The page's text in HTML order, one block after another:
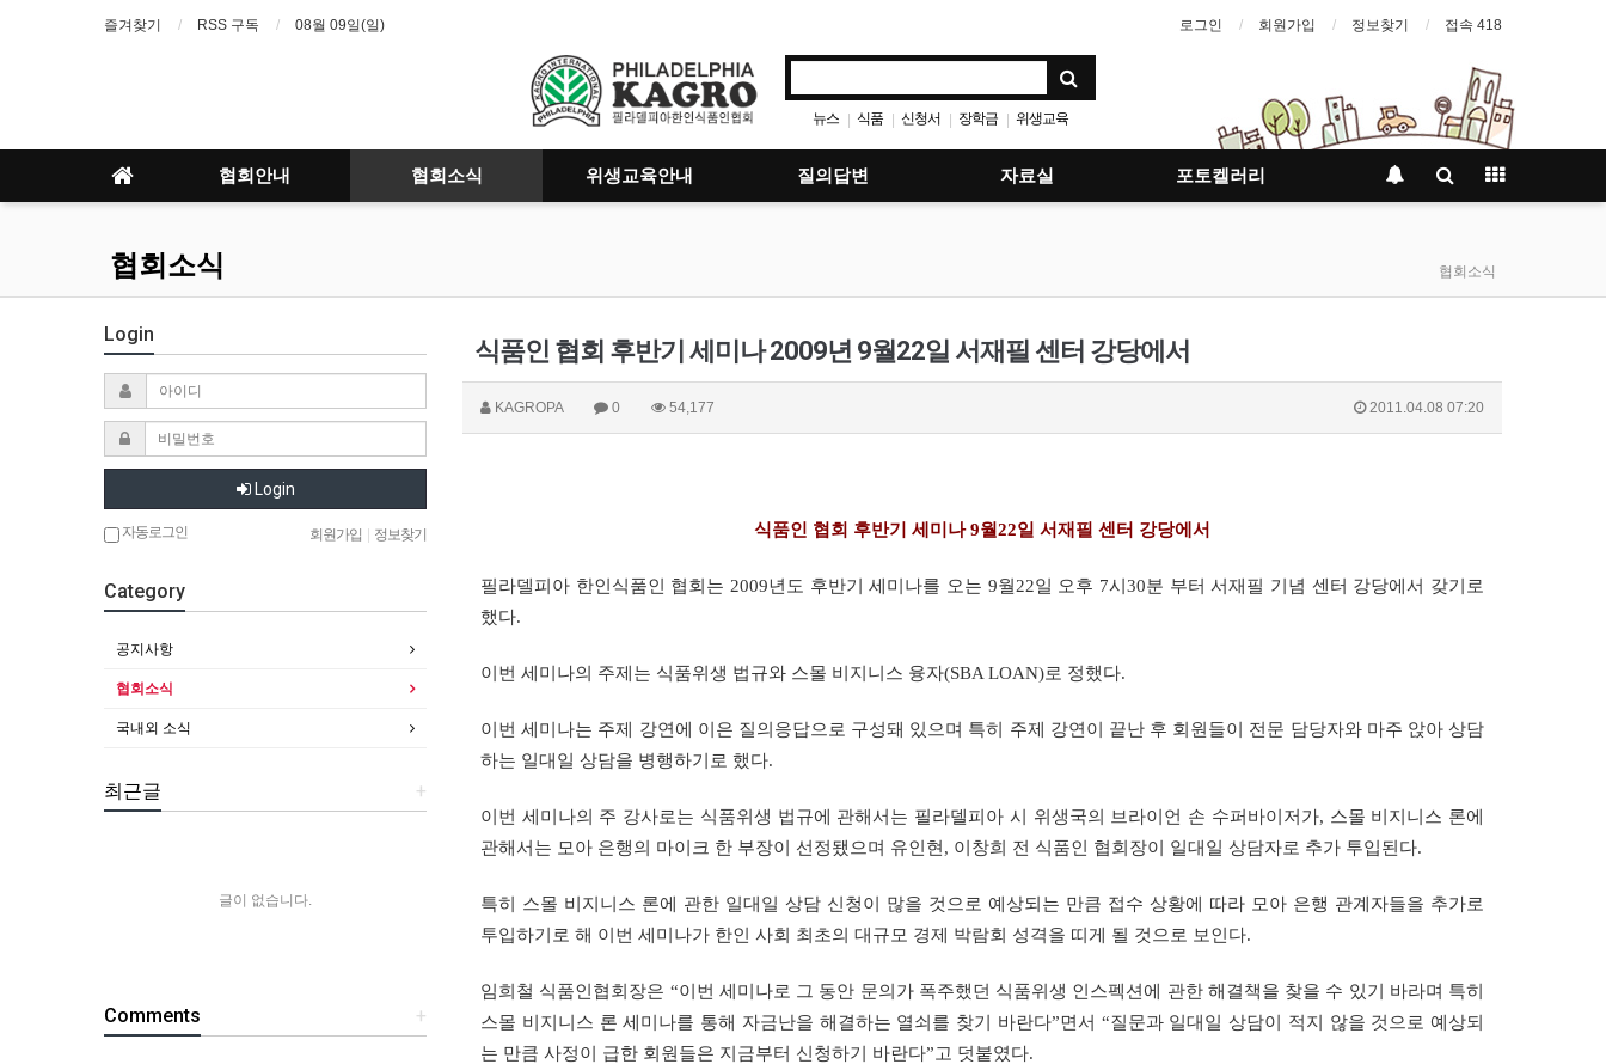
즐겨찾기 RSS 구독 08월 09일(일) 로그인 회원가입 정보찾기 접속 418
뉴스 | 식품 | 신청서 | 장학금 | 위생교육
협회안내 협회소식 위생교육안내 질의답변 자료실 포토켈러리
협회소식 협회소식
식품인 협회 후반기 세미나 2009년 9월22일 서재필 센터 강당에서
KAGROPA 0 54,177 2011.04.08 07:20
식품인 협회 후반기 세미나9월22일 서재필 센터 강당에서
필라델피아 한인식품인 협회는 2009년도 후반기 세미나를 오는 9월22일 오후 7시30분 부터 서재필 기념 센터 강당에서 갖기로
했다.
이번 세미나의 주제는 식품위생 법규와 스몰 비지니스 융자(SBA LOAN)로 정했다.
이번 세미나는 주제 강연에 이은 질의응답으로 구성돼 있으며 특히 주제 강연이 끝난 후 회원들이 전문 담당자와 마주 앉아 상담
하는 일대일 상담을 병행하기로 했다.
이번 세미나의 주 강사로는 식품위생 법규에 관해서는 필라델피아 시 위생국의 브라이언 손 수퍼바이저가, 스몰 비지니스 론에
관해서는 모아 은행의 마이크 한 부장이 선정됐으며 유인현 , 이창희 전 식품인 협회장이 일대일 상담자로 추가 투입된다.
특히 스몰 비지니스 론에 관한 일대일 상담 신청이 많을 것으로 예상되는 만큼 접수 상황에 따라 모아 은행 관계자들을 추가로
투입하기로 해 이번 세미나가 한인 사회 최초의 대규모 경제 박람회 성격을 띠게 될 것으로 보인다.
임희철 식품인협회장은 “이번 세미나로 그 동안 문의가 폭주했던 식품위생 인스펙션에 관한 해결책을 찾을 수 있기 바라며 특히
스몰 비지니스 론 세미나를 통해 자금난을 해결하는 열쇠를 찾기 바란다”면서 “질문과 일대일 상담이 적지 않을 것으로 예상되
는 만큼 사정이 급한 회원들은 지금부터 신청하기 바란다”고 덧붙였다.
Login
Login
자동로그인 회원가입 정보찾기
Category
공지사항
협회소식
국내외 소식
+
최근글
글이 없습니다.
+
Comments